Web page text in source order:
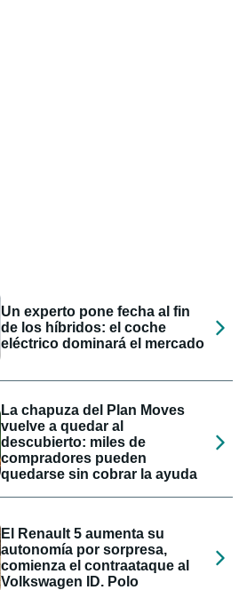
Un experto pone fecha al fin
de los híbridos: el coche
eléctrico dominará el mercado
La chapuza del Plan Moves
vuelve a quedar al
descubierto: miles de
compradores pueden
quedarse sin cobrar la ayuda
El Renault 5 aumenta su
autonomía por sorpresa,
comienza el contraataque al
Volkswagen ID. Polo